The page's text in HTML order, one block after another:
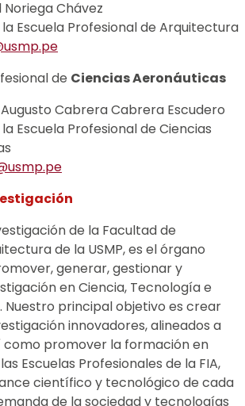
Noriega Chávez
Escuela Profesional de Arquitectura
de Ciencias Aeronáuticas
Cabrera Cabrera Escudero
Escuela Profesional de Ciencias
de la Facultad de
de la USMP, es el órgano
generar, gestionar y
en Ciencia, Tecnología e
Nuestro principal objetivo es crear
innovadores, alineados a
como promover la formación en
Escuelas Profesionales de la FIA,
científico y tecnológico de cada
de la sociedad y tecnologías